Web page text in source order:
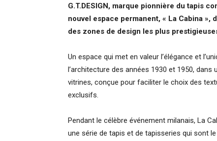
G.T.DESIGN, marque pionnière du tapis
nouvel espace permanent, « La Cabina »,
des zones de design les plus
Un espace qui met en valeur l’élégance et
l’architecture des années 1930 et 1950,
vitrines, conçue pour faciliter le choix des
exclusifs.
Pendant le célèbre événement milanais, La
une série de tapis et de tapisseries qui sont